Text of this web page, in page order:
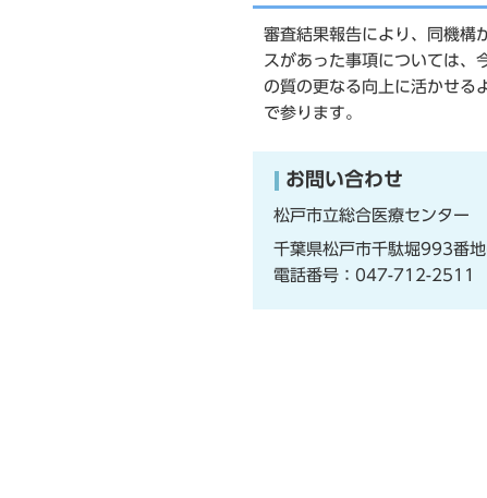
審査結果報告により、同機構
スがあった事項については、
の質の更なる向上に活かせる
で参ります。
お問い合わせ
松戸市立総合医療センター
千葉県松戸市千駄堀993番地
電話番号： 047-712-2511